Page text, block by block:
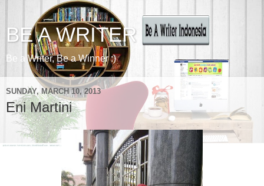
BE A WRITER
Be a Writer, Be a Winner :)
SUNDAY, MARCH 10, 2013
Eni Martini